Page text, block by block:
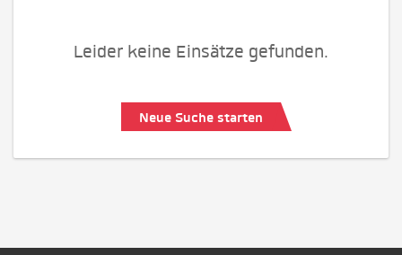
Leider keine Einsätze gefunden.
Neue Suche starten